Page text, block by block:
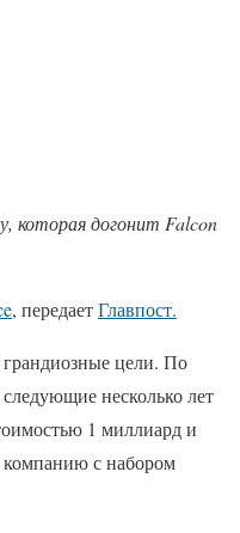
которая догонит Falcon
, передаетГлавпост.
цели. По
несколько лет
1 миллиард и
с набором